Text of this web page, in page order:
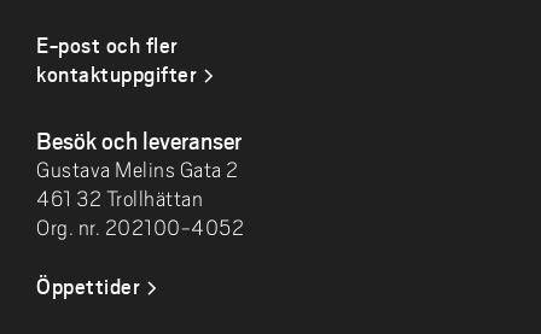
E-post och fler
kontaktuppgifter
Besök och leveranser
Gustava Melins Gata 2
461 32 Trollhättan
Org. nr. 202100-4052
Öppettider